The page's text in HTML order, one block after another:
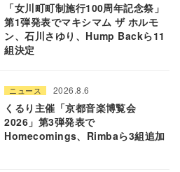
「女川町町制施行100周年記念祭」
第1弾発表でマキシマム ザ ホルモ
ン、石川さゆり、Hump Backら11
組決定
ニュース 2026.8.6
くるり主催「京都音楽博覧会
2026」第3弾発表で
Homecomings、Rimbaら3組追加